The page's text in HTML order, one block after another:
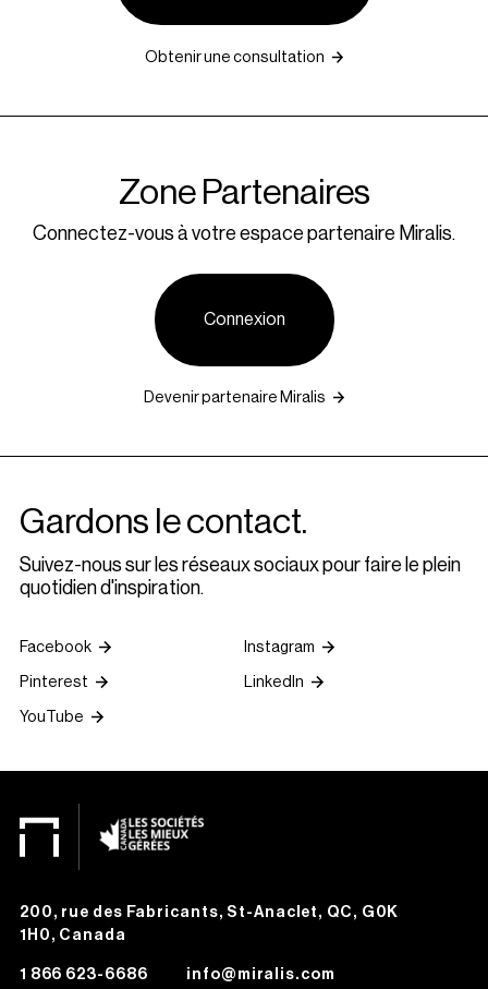
Obtenir une consultation
Zone Partenaires
Connectez-vous à votre espace partenaire Miralis.
Connexion
Devenir partenaire Miralis
Gardons le contact.
Suivez-nous sur les réseaux sociaux pour faire le plein
quotidien d'inspiration.
Facebook
Instagram
Pinterest
LinkedIn
YouTube
200, rue des Fabricants, St-Anaclet, QC, G0K
1H0, Canada
1 866 623-6686 info@miralis.com